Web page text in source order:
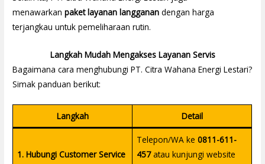
menawarkanpaket layanan langganan dengan harga
terjangkau untuk pemeliharaan rutin.
Langkah Mudah Mengakses Layanan Servis
Bagaimana cara menghubungi PT. Citra Wahana Energi Lestari?
Simak panduan berikut:
Langkah Detail
1. Hubungi Customer Service
Telepon/WA ke 0811-611-
457atau kunjungi website